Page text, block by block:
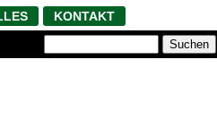
KONTAKT